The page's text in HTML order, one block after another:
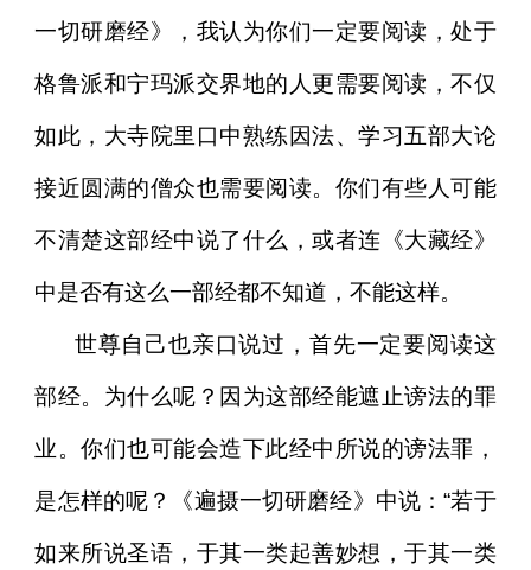
一切研磨经》，我认为你们一定要阅读，处于
格鲁派和宁玛派交界地的人更需要阅读，不仅
如此，大寺院里口中熟练因法、学习五部大论
接近圆满的僧众也需要阅读。你们有些人可能
不清楚这部经中说了什么，或者连《大藏经》
中是否有这么一部经都不知道，不能这样。
世尊自己也亲口说过，首先一定要阅读这
部经。为什么呢？因为这部经能遮止谤法的罪
业。你们也可能会造下此经中所说的谤法罪，
是怎样的呢？《遍摄一切研磨经》中说：“若于
如来所说圣语，于其一类起善妙想，于其一类